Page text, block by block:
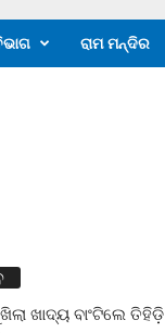
ରାମ ମନ୍ଦିର
ଖାଦ୍ୟ ବାଂଟିଲେ ତିହିଡି଼